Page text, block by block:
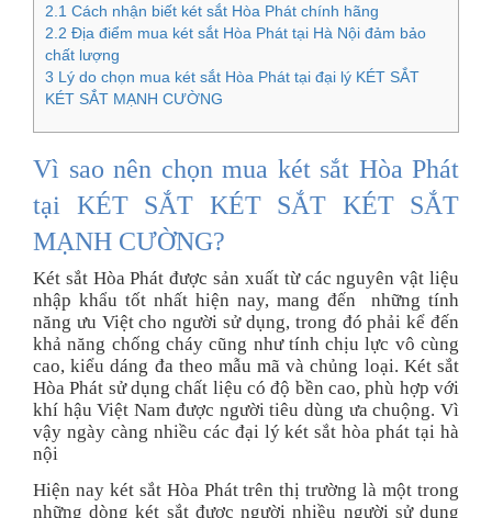
2.1 Cách nhận biết két sắt Hòa Phát chính hãng
2.2 Địa điểm mua két sắt Hòa Phát tại Hà Nội đảm bảo
chất lượng
3 Lý do chọn mua két sắt Hòa Phát tại đại lý KÉT SẮT
KÉT SẮT MẠNH CƯỜNG
Vì sao nên chọn mua két sắt Hòa Phát
tại KÉT SẮT KÉT SẮT KÉT SẮT
MẠNH CƯỜNG?
Két sắt Hòa Phát được sản xuất từ các nguyên vật liệu
nhập khẩu tốt nhất hiện nay, mang đến những tính
năng ưu Việt cho người sử dụng, trong đó phải kể đến
khả năng chống cháy cũng như tính chịu lực vô cùng
cao, kiểu dáng đa theo mẫu mã và chủng loại. Két sắt
Hòa Phát sử dụng chất liệu có độ bền cao, phù hợp với
khí hậu Việt Nam được người tiêu dùng ưa chuộng. Vì
vậy ngày càng nhiều các đại lý két sắt hòa phát tại hà
nội
Hiện nay két sắt Hòa Phát trên thị trường là một trong
những dòng két sắt được người nhiều người sử dụng